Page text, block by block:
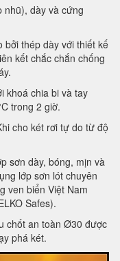
nhũ), dày và cứng
bởi thép dày với thiết kế
kết chắc chắn chống
khoá chia bi và tay
trong 2 giờ.
cho két rơi tự do từ độ
sơn dày, bóng, mịn và
lớp sơn lót chuyên
ven biển Việt Nam
Safes).
chốt an toàn Ø30 được
phá két.